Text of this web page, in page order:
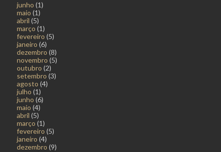
junho (1)
maio (1)
abril (5)
março (1)
fevereiro (5)
janeiro (6)
dezembro (8)
novembro (5)
outubro (2)
setembro (3)
agosto (4)
julho (1)
junho (6)
maio (4)
abril (5)
março (1)
fevereiro (5)
janeiro (4)
dezembro (9)